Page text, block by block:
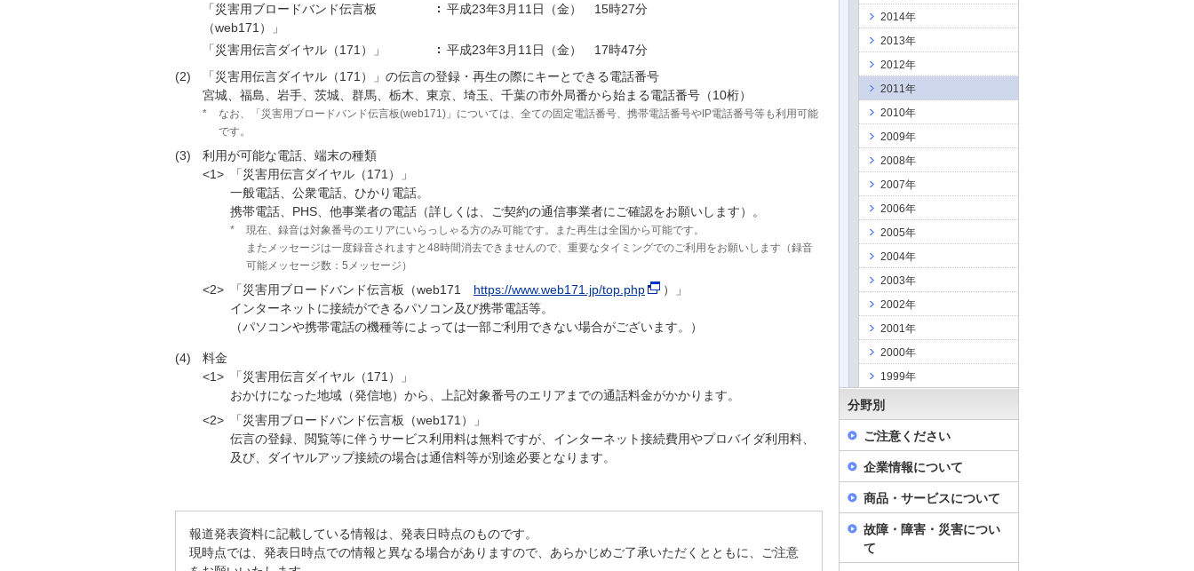
「災害用ブロードバンド伝言板
（web171）」
平成23年3月11日（金） 15時27分
「災害用伝言ダイヤル（171）」
平成23年3月11日（金） 17時47分
(2)
「災害用伝言ダイヤル（171）」の伝言の登録・再生の際にキーとできる電話番号
宮城、福島、岩手、茨城、群馬、栃木、東京、埼玉、千葉の市外局番から始まる電話番号（10桁）
*
なお、「災害用ブロードバンド伝言板(web171)」については、全ての固定電話番号、携帯電話番号やIP電話番号等も利用可能
です。
(3)
利用が可能な電話、端末の種類
<1>
「災害用伝言ダイヤル（171）」
一般電話、公衆電話、ひかり電話。
携帯電話、PHS、他事業者の電話（詳しくは、ご契約の通信事業者にご確認をお願いします）。
*
現在、録音は対象番号のエリアにいらっしゃる方のみ可能です。また再生は全国から可能です。
またメッセージは一度録音されますと48時間消去できませんので、重要なタイミングでのご利用をお願いします（録音
可能メッセージ数：5メッセージ）
<2> 「災害用ブロードバンド伝言板（web171 https://www.web171.jp/top.php
）」
インターネットに接続ができるパソコン及び携帯電話等。
（パソコンや携帯電話の機種等によっては一部ご利用できない場合がございます。）
(4)
料金
<1>
「災害用伝言ダイヤル（171）」
おかけになった地域（発信地）から、上記対象番号のエリアまでの通話料金がかかります。
<2>
「災害用ブロードバンド伝言板（web171）」
伝言の登録、閲覧等に伴うサービス利用料は無料ですが、インターネット接続費用やプロバイダ利用料、
及び、ダイヤルアップ接続の場合は通信料等が別途必要となります。
報道発表資料に記載している情報は、発表日時点のものです。
現時点では、発表日時点での情報と異なる場合がありますので、あらかじめご了承いただくとともに、ご注意
2014年
2013年
2012年
2011年
2010年
2009年
2008年
2007年
2006年
2005年
2004年
2003年
2002年
2001年
2000年
1999年
分野別
ご注意ください
企業情報について
商品・サービスについて
故障・障害・災害につい
て